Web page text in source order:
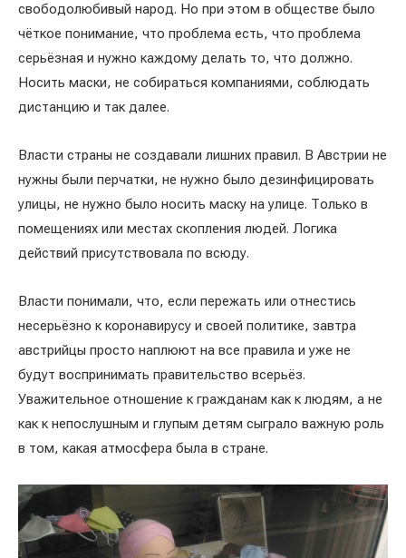
свободолюбивый народ. Но при этом в обществе было
чёткое понимание, что проблема есть, что проблема
серьёзная и нужно каждому делать то, что должно.
Носить маски, не собираться компаниями, соблюдать
дистанцию и так далее.
Власти страны не создавали лишних правил. В Австрии не
нужны были перчатки, не нужно было дезинфицировать
улицы, не нужно было носить маску на улице. Только в
помещениях или местах скопления людей. Логика
действий присутствовала по всюду.
Власти понимали, что, если пережать или отнестись
несерьёзно к коронавирусу и своей политике, завтра
австрийцы просто наплюют на все правила и уже не
будут воспринимать правительство всерьёз.
Уважительное отношение к гражданам как к людям, а не
как к непослушным и глупым детям сыграло важную роль
в том, какая атмосфера была в стране.